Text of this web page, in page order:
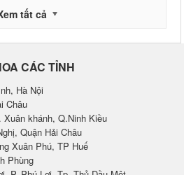
tất cả
CÁC TỈNH
Hà Nội
Châu
Xuân khánh, Q.Ninh Kiều
Quận Hải Châu
Xuân Phú, TP Huế
Phùng